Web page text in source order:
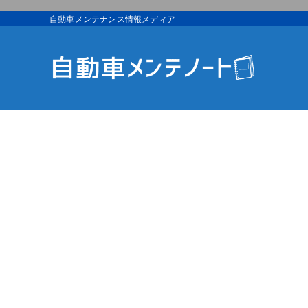
自動車メンテナンス情報メディア